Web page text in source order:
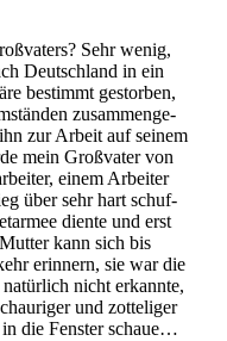
Sehr wenig,
Deutsch­land in ein
bestimmt gestor­ben,
zusam­men­ge­
zur Arbeit auf seinem
mein Groß­va­ter von
einem Arbei­ter
über sehr hart schuf­
diente und erst
kann sich bis
erin­nern, sie war die
nicht erkannte,
und zot­te­li­ger
die Fenster schaue…